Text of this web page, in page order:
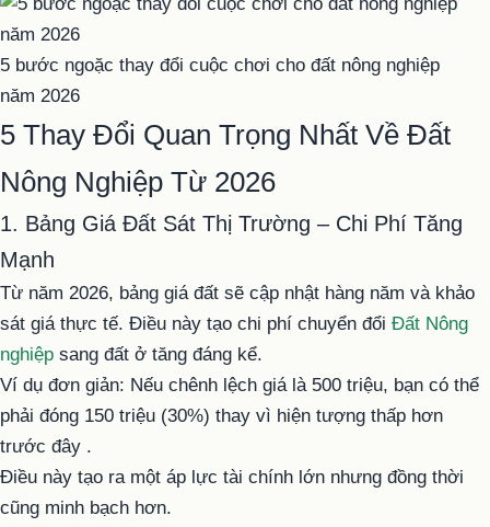
5 bước ngoặc thay đổi cuộc chơi cho đất nông nghiệp
năm 2026
5 Thay Đổi Quan Trọng Nhất Về Đất
Nông Nghiệp Từ 2026
1. Bảng Giá Đất Sát Thị Trường – Chi Phí Tăng
Mạnh
Từ năm 2026, bảng giá đất sẽ cập nhật hàng năm và khảo
sát giá thực tế. Điều này tạo chi phí chuyển đổi Đất Nông
nghiệp sang đất ở tăng đáng kể.
Ví dụ đơn giản: Nếu chênh lệch giá là 500 triệu, bạn có thể
phải đóng 150 triệu (30%) thay vì hiện tượng thấp hơn
trước đây .
Điều này tạo ra một áp lực tài chính lớn nhưng đồng thời
cũng minh bạch hơn.